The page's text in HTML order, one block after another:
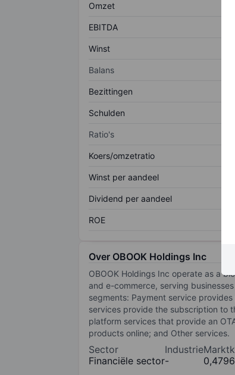
Omzet
EBITDA
Winst
Balans
Bezittingen
Schulden
Ratio's
Koers/omzetratio
Winst per aandeel
Dividend per aandeel
ROE
Over OBOOK Holdings Inc
OBOOK Holdings Inc operate as a
and e-commerce, serving
segments: Payment service
services provide the subscription to
platform services that provide an
products online; and Other services.
Sector
Financiële sector
Industrie
-